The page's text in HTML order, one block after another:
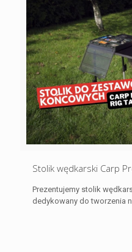
Stolik wędkarski Carp
Prezentujemy stolik
dedykowany do tworzenia